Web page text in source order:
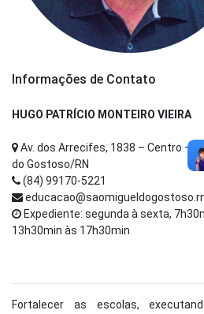
Informações de Contato
HUGO PATRÍCIO MONTEIRO VIEIRA
Av. dos Arrecifes, 1838 – Centro –
do Gostoso/RN
(84) 99170-5221
Expediente: segunda à sexta,
13h30min às 17h30min
Fortalecer as escolas,